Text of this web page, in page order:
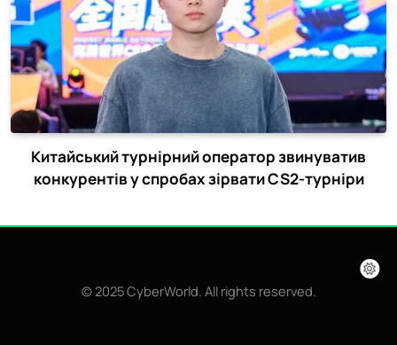
Китайський турнірний оператор звинуватив
конкурентів у спробах зірвати CS2-турніри
© 2025 CyberWorld. All rights reserved.